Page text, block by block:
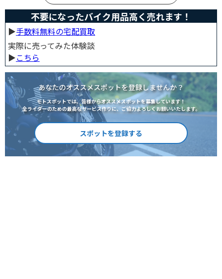
不要になったバイク用品高く売れます！
▶︎手数料無料の宅配買取
実際に売ってみた体験談
▶︎こちら
あなたのオススメスポットを登録しませんか？
モトスポットでは、皆様からオススメスポットを募集しています！
全ライダーのための最高なサービス作りに、ご協力よろしくお願いいたします。
スポットを登録する